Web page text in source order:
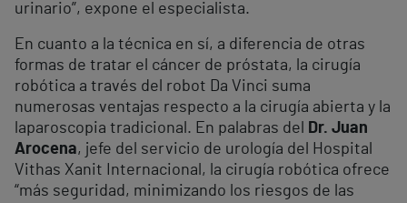
urinario”, expone el especialista.
En cuanto a la técnica en sí, a diferencia de otras
formas de tratar el cáncer de próstata, la cirugía
robótica a través del robot Da Vinci suma
numerosas ventajas respecto a la cirugía abierta y la
laparoscopia tradicional. En palabras del
Dr. Juan
Arocena, jefe del servicio de urología del Hospital
Vithas Xanit Internacional, la cirugía robótica ofrece
“más seguridad, minimizando los riesgos de las